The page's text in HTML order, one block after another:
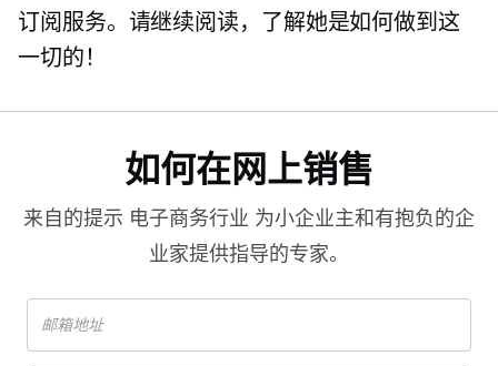
订阅服务。请继续阅读，了解她是如何做到这
一切的！
如何在网上销售
来自的提示 电子商务行业 为小企业主和有抱负的企
业家提供指导的专家。